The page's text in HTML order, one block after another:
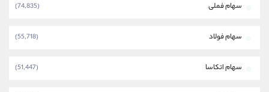
سهام فملی (74,835)
سهام فولاد (55,718)
سهام اتکاسا (51,447)